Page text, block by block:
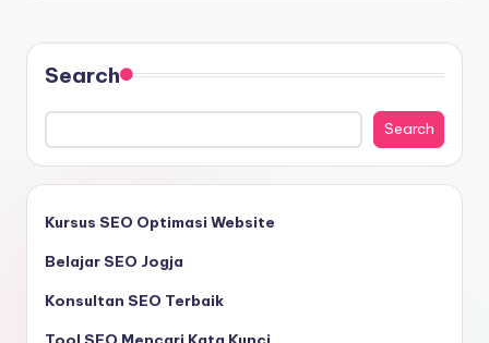
Search
Search
Kursus SEO Optimasi Website
Belajar SEO Jogja
Konsultan SEO Terbaik